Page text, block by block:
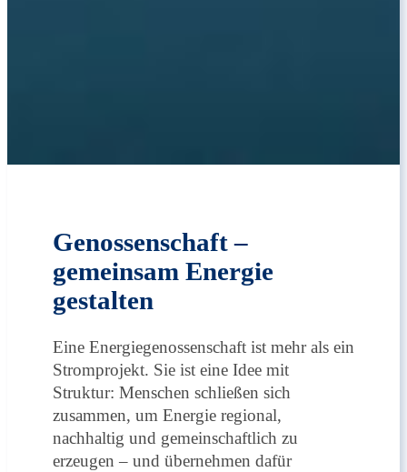
Genossenschaft –
gemeinsam Energie
gestalten
Eine Energiegenossenschaft ist mehr als ein
Stromprojekt. Sie ist eine Idee mit
Struktur: Menschen schließen sich
zusammen, um Energie regional,
nachhaltig und gemeinschaftlich zu
erzeugen – und übernehmen dafür